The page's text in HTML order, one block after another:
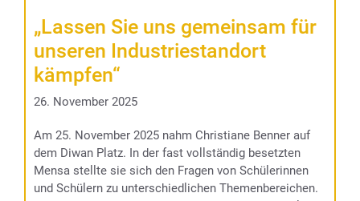
„Lassen Sie uns gemeinsam für
unseren Industriestandort
kämpfen“
26. November 2025
Am 25. November 2025 nahm Christiane Benner auf
dem Diwan Platz. In der fast vollständig besetzten
Mensa stellte sie sich den Fragen von Schülerinnen
und Schülern zu unterschiedlichen Themenbereichen.